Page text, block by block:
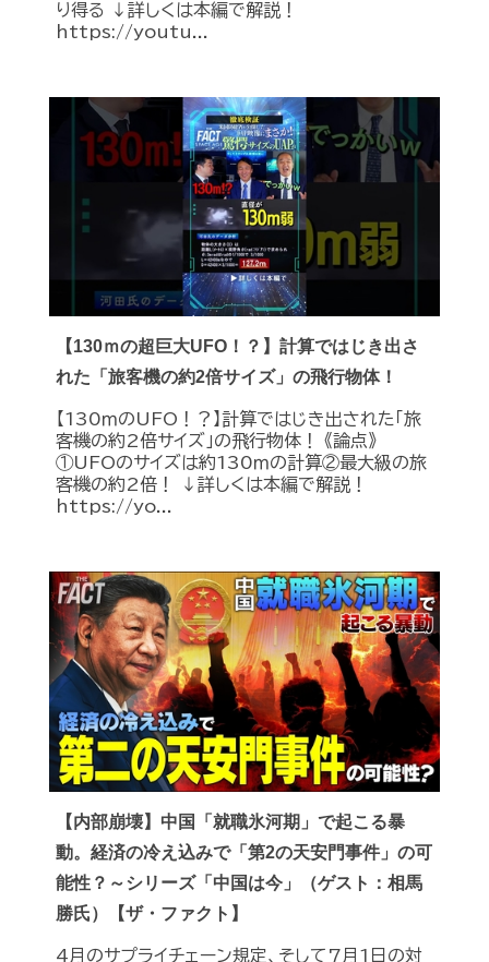
り得る ↓詳しくは本編で解説！
https://youtu...
【130ｍの超巨大UFO！？】計算ではじき出さ
れた「旅客機の約2倍サイズ」の飛行物体！
【130ｍのUFO！？】計算ではじき出された「旅
客機の約2倍サイズ」の飛行物体！ 《論点》
①UFOのサイズは約130ｍの計算②最大級の旅
客機の約2倍！ ↓詳しくは本編で解説！
https://yo...
【内部崩壊】中国「就職氷河期」で起こる暴
動。経済の冷え込みで「第2の天安門事件」の可
能性？～シリーズ「中国は今」（ゲスト：相馬
勝氏）【ザ・ファクト】
4月のサプライチェーン規定、そして7月1日の対